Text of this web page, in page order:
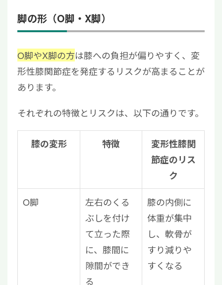
脚の形（O脚・X脚）
O脚やX脚の方は膝への負担が偏りやすく、変
形性膝関節症を発症するリスクが高まることが
あります。
それぞれの特徴とリスクは、以下の通りです。
膝の変形 特徴
変形性膝関
節症のリス
ク
O脚
左右のくる
ぶしを付け
て立った際
に、膝間に
隙間ができ
る
膝の内側に
体重が集中
し、軟骨が
すり減りや
すくなる